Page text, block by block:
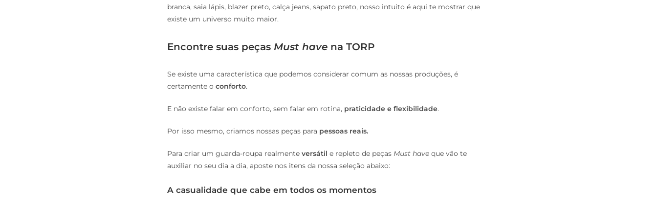
branca, saia lápis, blazer preto, calça jeans, sapato preto, nosso intuito é aqui te mostrar que
existe um universo muito maior.
Encontre suas peças Must have na TORP
Se existe uma característica que podemos considerar comum as nossas produções, é
certamente o conforto.
E não existe falar em conforto, sem falar em rotina, praticidade e flexibilidade.
Por isso mesmo, criamos nossas peças para pessoas reais.
Para criar um guarda-roupa realmente versátil e repleto de peças Must have que vão te
auxiliar no seu dia a dia, aposte nos itens da nossa seleção abaixo:
A casualidade que cabe em todos os momentos